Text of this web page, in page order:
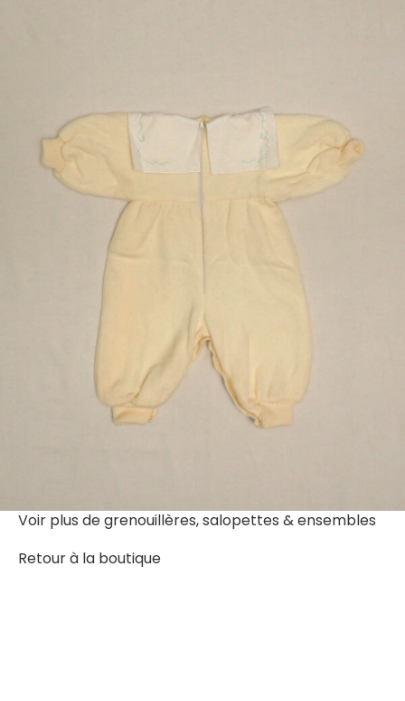
Voir plus degrenouillères, salopettes & ensembles
Retour à la boutique